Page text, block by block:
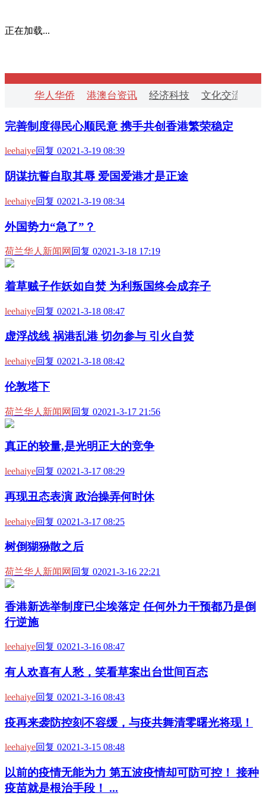
正在加载...
华人华侨 港澳台资讯 经济科技 文化交流
完善制度得民心顺民意 携手共创香港繁荣稳定
leehaiye回复 02021-3-19 08:39
阴谋抗誓自取其辱 爱国爱港才是正途
leehaiye回复 02021-3-19 08:34
外国势力“急了”？
荷兰华人新闻网 回复 02021-3-18 17:19
着草贼子作妖如自焚 为利叛国终会成弃子
leehaiye回复 02021-3-18 08:47
虚浮战线 祸港乱港 切勿参与 引火自焚
leehaiye回复 02021-3-18 08:42
伦敦塔下
荷兰华人新闻网 回复 02021-3-17 21:56
真正的较量,是光明正大的竞争
leehaiye回复 02021-3-17 08:29
再现丑态表演 政治操弄何时休
leehaiye回复 02021-3-17 08:25
树倒猢狲散之后
荷兰华人新闻网 回复 02021-3-16 22:21
香港新选举制度已尘埃落定 任何外力干预都乃是倒
行逆施
leehaiye回复 02021-3-16 08:47
有人欢喜有人愁，笑看草案出台世间百态
leehaiye回复 02021-3-16 08:43
疫再来袭防控刻不容缓，与疫共舞清零曙光将现！
leehaiye回复 02021-3-15 08:48
以前的疫情无能为力 第五波疫情却可防可控！ 接种
疫苗就是根治手段！ ...